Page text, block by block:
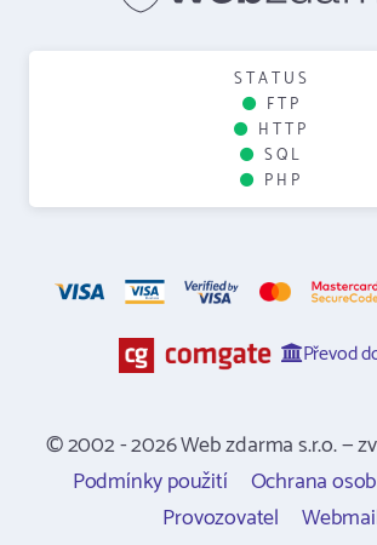
STATUS
FTP
HTTP
SQL
PHP
Převod
© 2002 - 2026 Web zdarma s.r.o. —
Podmínky použití
Ochrana
Provozovatel